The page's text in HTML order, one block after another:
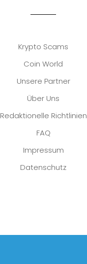
Krypto Scams
Coin World
Unsere Partner
Über Uns
Redaktionelle Richtlinien
FAQ
Impressum
Datenschutz